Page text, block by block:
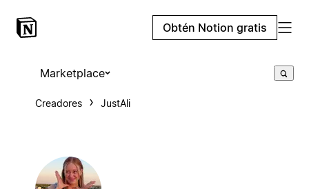
Obtén Notion gratis
Marketplace
Creadores JustAli